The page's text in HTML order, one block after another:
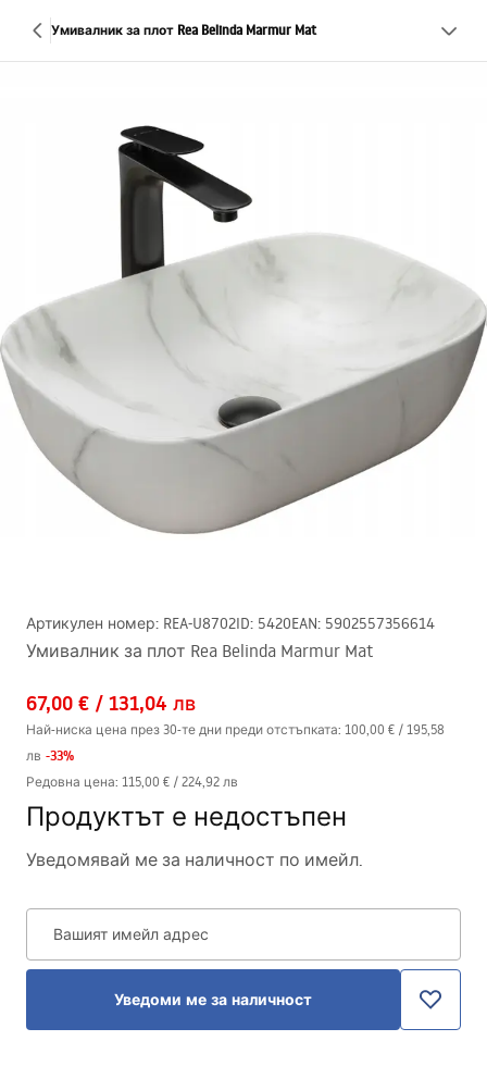
Умивалник за плот Rea Belinda Marmur Mat
Артикулен номер: REA-U8702ID: 5420EAN: 5902557356614
Умивалник за плот Rea Belinda Marmur Mat
67,00 € / 131,04 лв
Най-ниска цена през 30-те дни преди отстъпката: 100,00 € / 195,58
лв -33%
Редовна цена: 115,00 € / 224,92 лв
Продуктът е недостъпен
Уведомявай ме за наличност по имейл.
Вашият имейл адрес
Уведоми ме за наличност